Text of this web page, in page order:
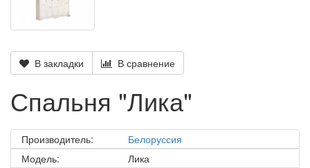
В закладки В сравнение
Спальня "Лика"
Производитель:
Белоруссия
Модель:
Лика